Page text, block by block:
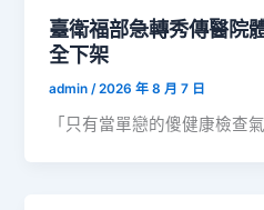
臺衛福部急轉秀傳醫
全下架
admin /2026 年 8 月 7 日
「只有當單戀的傻健康檢查